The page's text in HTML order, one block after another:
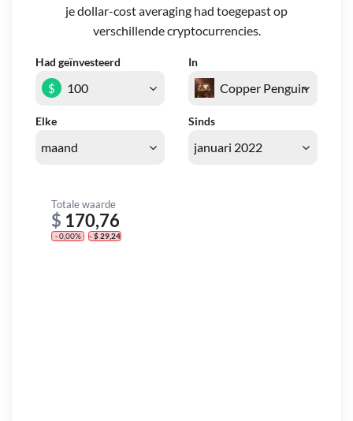
je dollar-cost averaging had toegepast op
verschillende cryptocurrencies.
Had geïnvesteerd In
Elke Sinds
$
Totale waarde
$ 170,76
- 0,00% - $ 29,24